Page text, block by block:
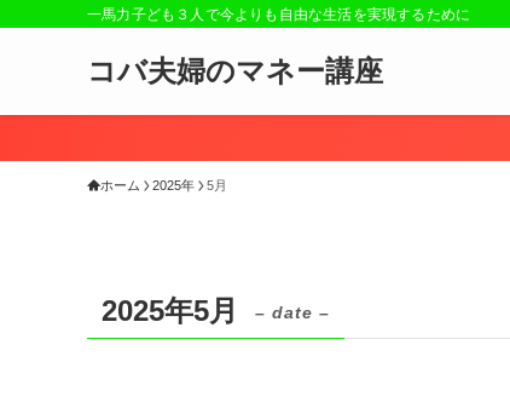
一馬力子ども３人で今よりも自由な生活を実現するために
コバ夫婦のマネー講座
ホーム 2025年 5月
2025年5月 – date –